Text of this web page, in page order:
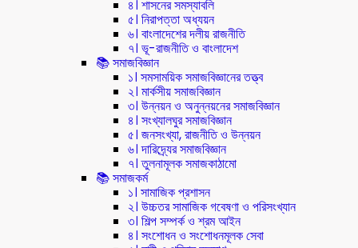
Home Class 0-12
৪। শাসনের সমস্যাবলি
৫। নিরাপত্তা অধ্যয়ন
৬। বাংলাদেশের দলীয় রাজনীতি
৭। ভূ-রাজনীতি ও বাংলাদেশ
📚 সমাজবিজ্ঞান
১। সমসাময়িক সমাজবিজ্ঞানের তত্ত্ব
২। মার্কসীয় সমাজবিজ্ঞান
৩। উন্নয়ন ও অনুন্নয়নের সমাজবিজ্ঞান
৪। সংখ্যালঘুর সমাজবিজ্ঞান
৫। জনসংখ্যা, রাজনীতি ও উন্নয়ন
৬। দারিদ্র্যের সমাজবিজ্ঞান
৭। তুলনামূলক সমাজকাঠামো
📚 সমাজকর্ম
১। সামাজিক প্রশাসন
২। উচ্চতর সামাজিক গবেষণা ও পরিসংখ্যান
৩। শিল্প সম্পর্ক ও শ্রম আইন
৪। সংশোধন ও সংশোধনমূলক সেবা